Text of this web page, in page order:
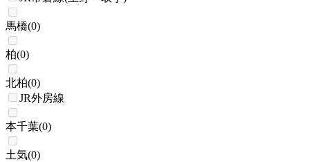
馬橋(0)
柏(0)
北柏(0)
JR外房線
本千葉(0)
土気(0)